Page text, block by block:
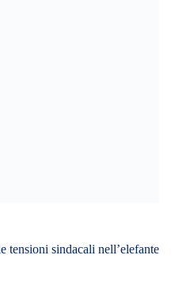
tensioni sindacali nell’elefante